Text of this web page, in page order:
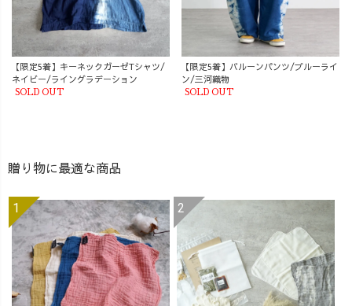
【限定5着】キーネックガーゼTシャツ/
ネイビー/ライングラデーション
SOLD OUT
【限定5着】バルーンパンツ/ブルーライ
ン/三河織物
SOLD OUT
贈り物に最適な商品